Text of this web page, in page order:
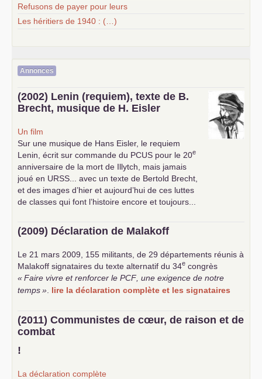
Refusons de payer pour leurs
Les héritiers de 1940 : (…)
Annonces
(2002) Lenin (requiem), texte de B.
Brecht, musique de H. Eisler
Un film
Sur une musique de Hans Eisler, le requiem
Lenin, écrit sur commande du PCUS pour le 20e
anniversaire de la mort de Illytch, mais jamais
joué en URSS ... avec un texte de Bertold Brecht,
et des images d’hier et aujourd’hui de ces luttes
de classes qui font l’histoire encore et toujours...
(2009) Déclaration de Malakoff
Le 21 mars 2009, 155 militants, de 29 départements réunis à
Malakoff signataires du texte alternatif du 34e congrès
«Faire vivre et renforcer le PCF , une exigence de notre
temps» lire la déclaration complète et les signataires
(2011) Communistes de cœur, de raison et de
combat
!
La déclaration complète